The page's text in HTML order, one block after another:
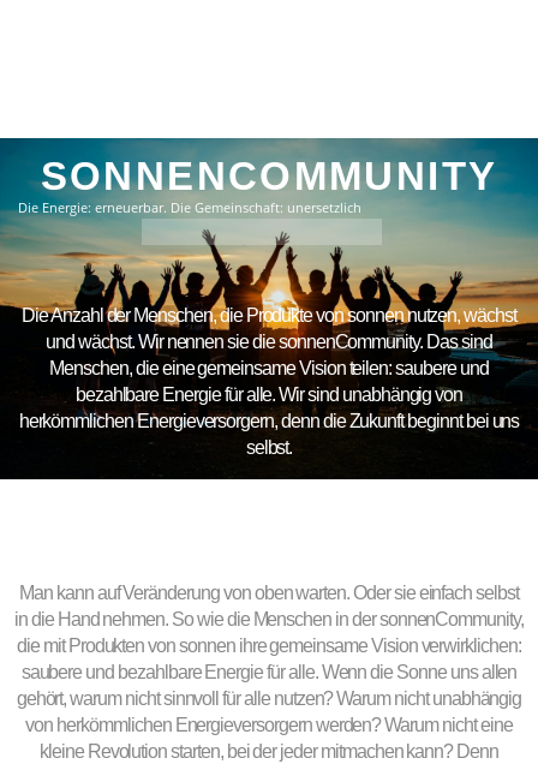
SONNENCOMMUNITY
Die Energie: erneuerbar. Die Gemeinschaft: unersetzlich
Die Anzahl der Menschen, die Produkte von sonnen nutzen, wächst
und wächst. Wir nennen sie die sonnenCommunity. Das sind
Menschen, die eine gemeinsame Vision teilen: saubere und
bezahlbare Energie für alle. Wir sind unabhängig von
herkömmlichen Energieversorgern, denn die Zukunft beginnt bei uns
selbst.
Man kann auf Veränderung von oben warten. Oder sie einfach selbst
in die Hand nehmen. So wie die Menschen in der sonnenCommunity,
die mit Produkten von sonnen ihre gemeinsame Vision verwirklichen:
saubere und bezahlbare Energie für alle. Wenn die Sonne uns allen
gehört, warum nicht sinnvoll für alle nutzen? Warum nicht unabhängig
von herkömmlichen Energieversorgern werden? Warum nicht eine
kleine Revolution starten, bei der jeder mitmachen kann? Denn